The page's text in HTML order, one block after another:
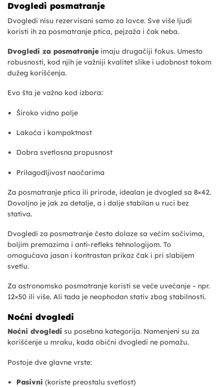
Dvogledi posmatranje
Dvogledi nisu rezervisani samo za lovce. Sve više ljudi
koristi ih za posmatranje ptica, pejzaža i čak neba.
Dvogledi za posmatranje imaju drugačiji fokus. Umesto
robusnosti, kod njih je važniji kvalitet slike i udobnost tokom
dužeg korišćenja.
Evo šta je važno kod izbora:
Široko vidno polje
Lakoća i kompaktnost
Dobra svetlosna propusnost
Prilagodljivost naočarima
Za posmatranje ptica ili prirode, idealan je dvogled sa 8×42.
Dovoljno je jak za detalje, a i dalje stabilan u ruci bez
stativa.
Dvogledi za posmatranje često dolaze sa većim sočivima,
boljim premazima i anti-refleks tehnologijom. To
omogućava jasan i kontrastan prikaz čak i pri slabijem
svetlu.
Za astronomsko posmatranje koristi se veće uvećanje – npr.
12×50 ili više. Ali tada je neophodan stativ zbog stabilnosti.
Noćni dvogledi
Noćni dvogledi su posebna kategorija. Namenjeni su za
korišćenje u mraku, kada obični dvogledi ne pomažu.
Postoje dve glavne vrste:
Pasivni (koriste preostalu svetlost)